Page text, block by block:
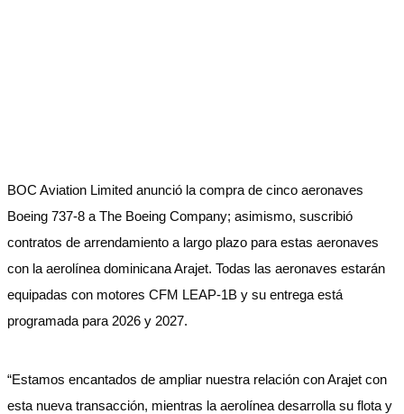
BOC Aviation Limited anunció la compra de cinco aeronaves
Boeing 737-8 a The Boeing Company; asimismo, suscribió
contratos de arrendamiento a largo plazo para estas aeronaves
con la aerolínea dominicana Arajet. Todas las aeronaves estarán
equipadas con motores CFM LEAP-1B y su entrega está
programada para 2026 y 2027.
“Estamos encantados de ampliar nuestra relación con Arajet con
esta nueva transacción, mientras la aerolínea desarrolla su flota y